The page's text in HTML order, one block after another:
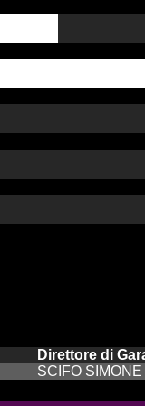
Direttore di
SCIFO SIMONE